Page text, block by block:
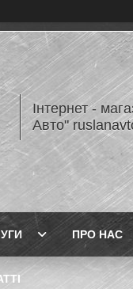
Інтернет -
Авто"
ПРО НАС